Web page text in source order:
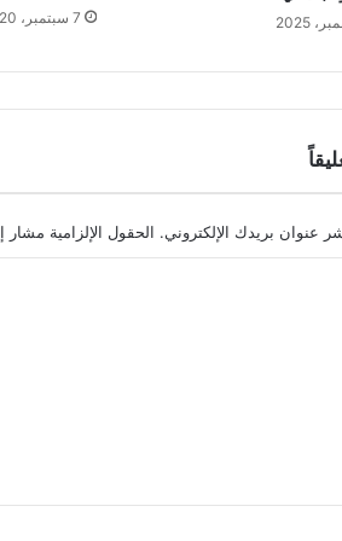
7 سبتمبر، 2020
عنوان بريدك الإلكتروني. الحقول الإلزامية مشار